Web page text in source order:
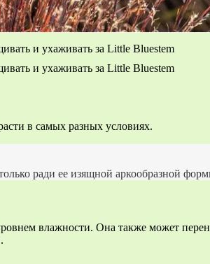
в самых разных условиях.
ради ее изящной аркообразной
влажности. Она также может